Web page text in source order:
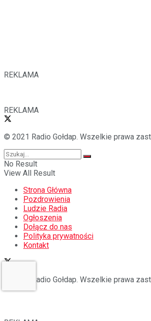
REKLAMA
REKLAMA
© 2021 Radio Gołdap. Wszelkie prawa
No Result
View All Result
Strona Główna
Pozdrowienia
Ludzie Radia
Ogłoszenia
Dołącz do nas
Polityka prywatności
Kontakt
© 2021 Radio Gołdap. Wszelkie prawa